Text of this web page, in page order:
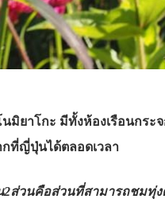
มิยาโกะ มีทั้งห้องเรือนกร
ที่ญี่ปุ่นได้ตลอดเวลา
2ส่วนคือส่วนที่สามารถชมทุ่